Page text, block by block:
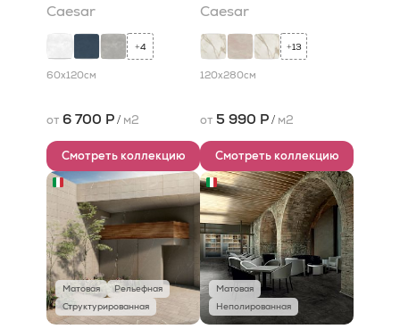
Caesar
+4
60x120см
от 6 700 Р/ м2
Смотреть коллекцию
Caesar
+13
120x280см
от 5 990 Р/ м2
Смотреть коллекцию
Матовая
Рельефная
Структурированная
Матовая
Неполированная